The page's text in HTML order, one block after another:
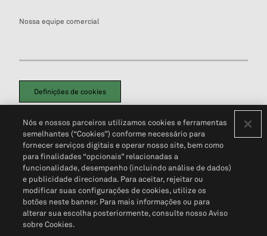
Nossa equipe comercial
Definições de cookies
Política de PrivacidadePortal de privacidade do cliente (em inglês)
Não Venda Minhas Informações Pessoais© 2026 S&P Global
Nós e nossos parceiros utilizamos cookies e ferramentas
semelhantes (“Cookies”) conforme necessário para
fornecer serviços digitais e operar nosso site, bem como
para finalidades “opcionais” relacionadas a
funcionalidade, desempenho (incluindo análise de dados)
e publicidade direcionada. Para aceitar, rejeitar ou
modificar suas configurações de cookies, utilize os
botões neste banner. Para mais informações ou para
alterar sua escolha posteriormente, consulte nosso Aviso
sobre Cookies.